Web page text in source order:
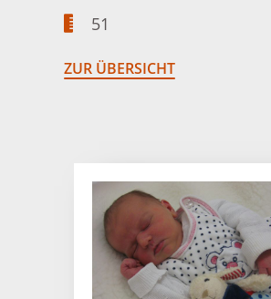
51
ZUR ÜBERSICHT